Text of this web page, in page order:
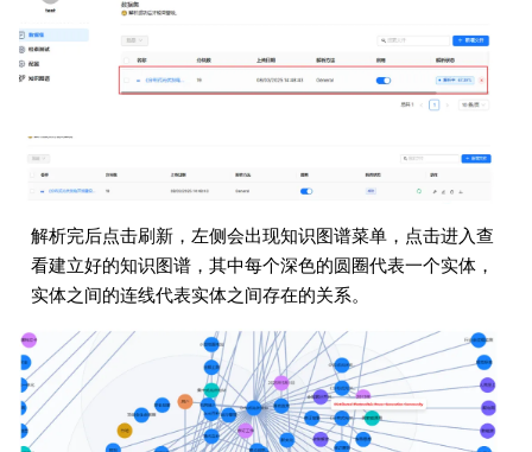
解析完后点击刷新，左侧会出现知识图谱菜单，点击进入查
看建立好的知识图谱，其中每个深色的圆圈代表一个实体，
实体之间的连线代表实体之间存在的关系。